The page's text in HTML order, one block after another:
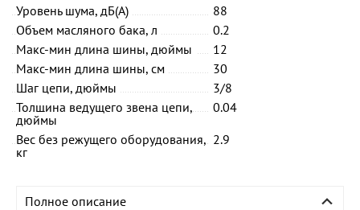
Уровень шума, дБ(А)
88
Объем масляного бака, л
0.2
Макс-мин длина шины, дюймы
12
Макс-мин длина шины, см
30
Шаг цепи, дюймы
3/8
Толщина ведущего звена цепи,
дюймы
0.04
Вес без режущего оборудования,
кг
2.9
Полное описание